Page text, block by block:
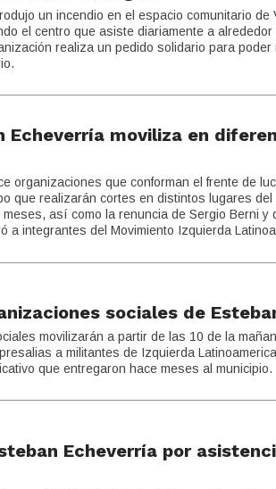
un incendio en el espacio comunitario de
el centro que asiste diariamente a
realiza un pedido solidario para poder
Echeverría moviliza en
organizaciones que conforman el frente de
que realizarán cortes en distintos lugares del
así como la renuncia de Sergio Berni y
a integrantes del Movimiento Izquierda
sociales de
movilizarán a partir de las 10 de la
a militantes de Izquierda
que entregaron hace meses al municipio.
Echeverría por